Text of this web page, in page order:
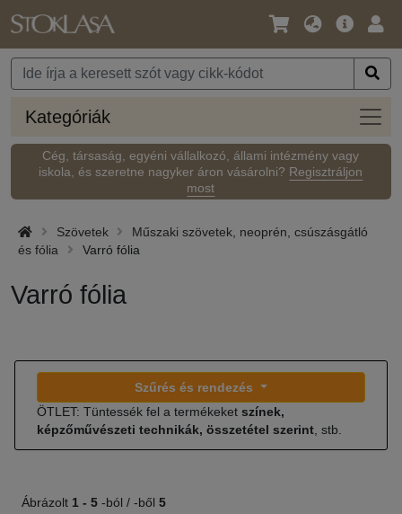
Nyelv
Pénznem
Fő
Kategóriák
Cég, társaság, egyéni vállalkozó, állami intézmény vagy
iskola, és szeretne nagyker áron vásárolni? Regisztráljon
most
Szövetek
Műszaki szövetek, neoprén, csúszásgátló
és fólia
Varró fólia
Varró fólia
Szűrés és rendezés
ÖTLET: Tüntessék fel a termékeket színek,
képzőművészeti technikák, összetétel szerint , stb.
Ábrázolt 1 - 5 -ból / -ből 5